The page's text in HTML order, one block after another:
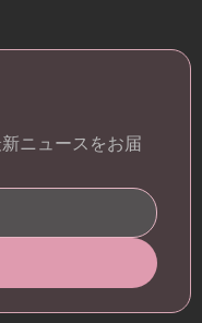
ニュースをお届